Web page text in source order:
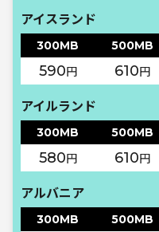
アイスランド
300MB 500MB
590円 610円
アイルランド
300MB 500MB
580円 610円
アルバニア
300MB 500MB